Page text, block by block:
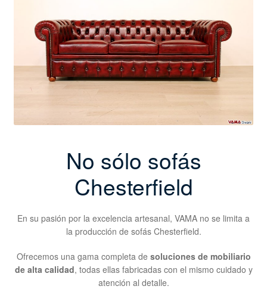
No sólo sofás
Chesterfield
En su pasión por la excelencia artesanal, VAMA no se limita a
la producción de sofás Chesterfield.
Ofrecemos una gama completa de soluciones de mobiliario
de alta calidad, todas ellas fabricadas con el mismo cuidado y
atención al detalle.